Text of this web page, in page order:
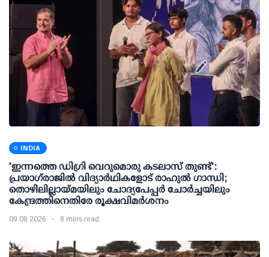
INDIA
'ഇന്നത്തെ ഡിഗ്രി വെറുമൊരു കടലാസ് തുണ്ട്':
പ്രയാഗ്‌രാജില്‍ വിദ്യാര്‍ഥികളോട് രാഹുല്‍ ഗാന്ധി;
തൊഴിലില്ലായ്മയിലും ചോദ്യപേപ്പര്‍ ചോര്‍ച്ചയിലും
കേന്ദ്രത്തിനെതിരേ രൂക്ഷവിമര്‍ശനം
09 08 2026 8 mins read